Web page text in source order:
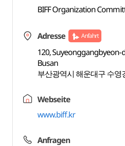
BIFF Organization
Adresse Anfahrt
120,
Busan
부산광역시 해운대구 수영
Webseite
www.biff.kr
Anfragen